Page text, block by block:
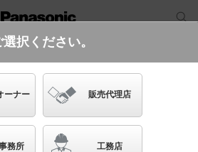
ード
択ください。
ーナー 販売代理店
務所 工務店